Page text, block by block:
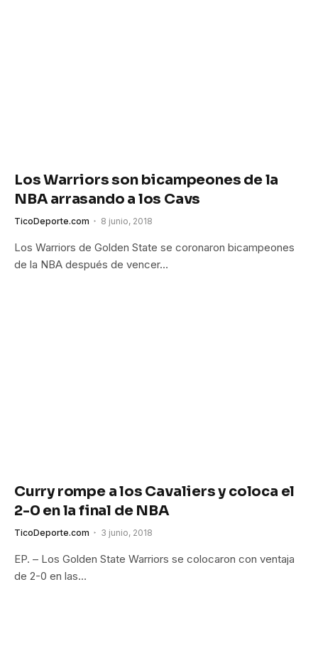
Los Warriors son bicampeones de la
NBA arrasando a los Cavs
TicoDeporte.com 8 junio, 2018
Los Warriors de Golden State se coronaron bicampeones
de la NBA después de vencer…
Curry rompe a los Cavaliers y coloca el
2-0 en la final de NBA
TicoDeporte.com 3 junio, 2018
EP. – Los Golden State Warriors se colocaron con ventaja
de 2-0 en las…